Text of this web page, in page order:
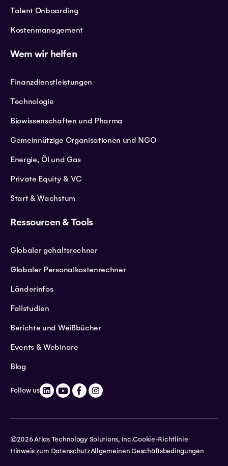
Talent Onboarding
Kostenmanagement
Wem wir helfen
Finanzdienstleistungen
Technologie
Biowissenschaften und Pharma
Gemeinnützige Organisationen und NGO
Energie, Öl und Gas
Private Equity & VC
Start & Wachstum
Ressourcen & Tools
Globaler gehaltsrechner
Globaler Personalkostenrechner
Länderinfos
Fallstudien
Berichte und Weißbücher
Events & Webinare
Blog
Follow us
©2026 Atlas Technology Solutions, Inc.Cookie-Richtlinie
Hinweis zum DatenschutzAllgemeinen Geschäftsbedingungen